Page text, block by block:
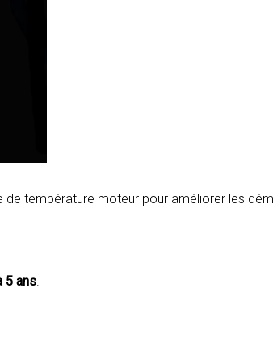
température moteur pour améliorer les
5 ans.